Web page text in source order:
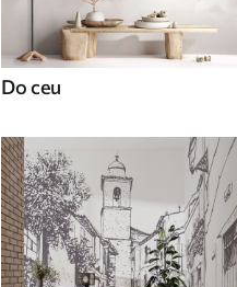
Do ceu